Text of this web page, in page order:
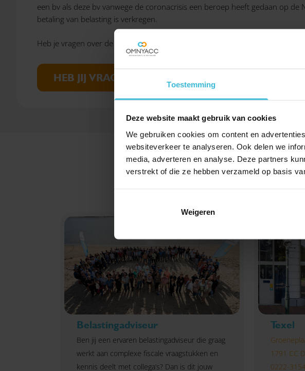
Toestemming
Deze website maakt gebruik van cookies
We gebruiken cookies om content en
websiteverkeer te analyseren. Ook delen we
media, adverteren en analyse. Deze partners
verstrekt of die ze hebben verzameld op basis
Weigeren
een bv als deze bv vanwege de coronacrisis een beroep heeft gedaan op
betaling van belasting is verkregen.
Heb je vragen over de werkkostenregeling? Neem dan
HEB JIJ VRAGEN? NEEM CONTACT OP >
Belastingadviseur
Ben jij een ervaren belastingadviseur die graag
werkt aan complexe fiscale vraagstukken en
kennis deelt met collega’s? Dan is dit jouw
Texel
1791 CC
0222-